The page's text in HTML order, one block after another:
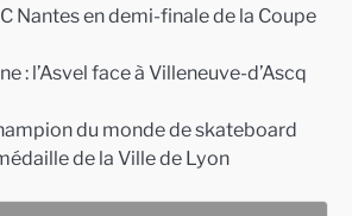
Nantes en demi-finale de la Coupe
: l’Asvel face à Villeneuve-d’Ascq
du monde de skateboard
de la Ville de Lyon